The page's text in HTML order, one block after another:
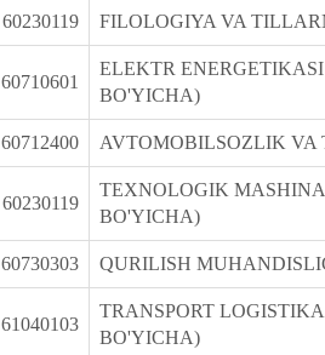
60230119 FILOLOGIYA VA
60710601
ELEKTR
BO'YICHA)
60712400 AVTOMOBILSOZLIK VA
60230119
TEXNOLOGIK
BO'YICHA)
60730303 QURILISH
61040103
TRANSPORT
BO'YICHA)